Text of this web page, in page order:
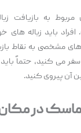
مربوط به بازیافت
باید زباله ‌های
مشخصی به نقاط
می ‌کنید، حتماً باید
آن پیروی کنید.
ماسک در